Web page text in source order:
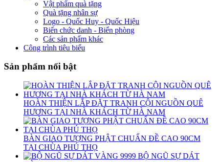
Vật phẩm quà tặng
Quà tặng nhân sự
Logo - Quốc Huy - Quốc Hiệu
Biển chức danh - Biển phòng
Các sản phẩm khác
Công trình tiêu biểu
Sản phẩm nổi bật
HOÀN THIỆN LẮP ĐẶT TRANH CỘI NGUỒN QUÊ
HƯƠNG TẠI NHÀ KHÁCH TỪ HÀ NAM
BÀN GIAO TƯỢNG PHẬT CHUẨN ĐỀ CAO 90CM
TẠI CHÙA PHÚ THỌ
BỘ NGŨ SỰ DÁT